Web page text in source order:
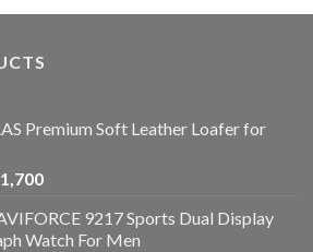
Premium Soft Leather Loafer for
1,700
9217 Sports Dual Display
Watch For Men